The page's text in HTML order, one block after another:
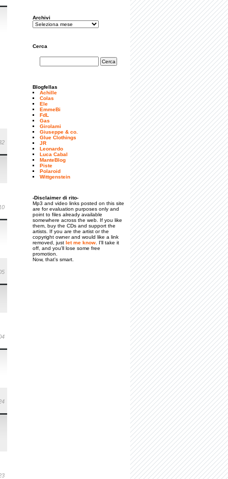
Archivi
Cerca
Blogfellas
Achille
Colas
Ele
EmmeBi
FdL
Gas
Girolami
Giuseppe & co.
Glue Clothings
JR
Leonardo
Luca Cabal
ManteBlog
Piste
Polaroid
Wittgenstein
-Disclaimer di rito-
Mp3 and video links posted on this site
are for evaluation purposes only and
point to files already available
somewhere across the web. If you like
them, buy the CDs and support the
artists. If you are the artist or the
copyright owner and would like a link
removed, just let me know . I'll take it
off, and you'll lose some free
promotion.
Now, that's smart.